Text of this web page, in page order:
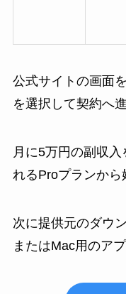
公式サイトの画面
を選択して契約へ
月に5万円の副収
れるProプランから
次に提供元のダウ
またはMac用のア